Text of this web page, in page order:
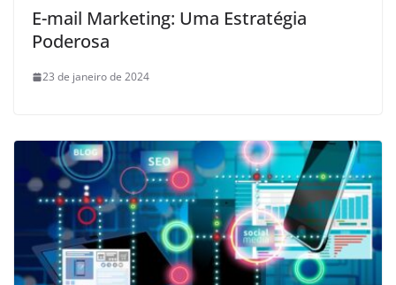
E-mail Marketing: Uma Estratégia
Poderosa
23 de janeiro de 2024